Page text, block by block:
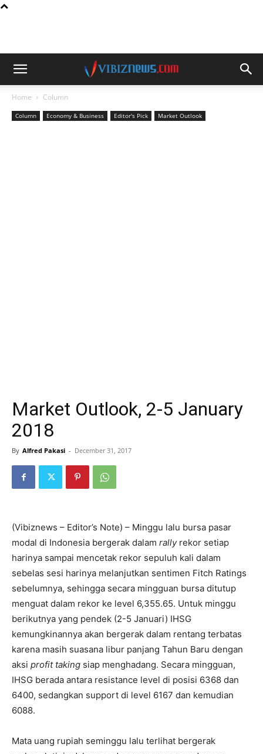
Home Column
Column Economy & Business Editor's Pick Market Outlook
Market Outlook, 2-5 January
2018
By Alfred Pakasi - December 31, 2017
(Vibiznews – Editor’s Note) – Minggu lalu bursa pasar
modal di Indonesia bergerak dalam rallyrekor setiap
harinya sampai mencetak rekor sepuluh kali dalam
sebelas sesi harinya melanjutkan sentimen Fitch Ratings
sebelumnya, sehingga secara mingguan bursa ditutup
menguat dalam rekor ke level 6,355.65. Untuk minggu
berikutnya yang pendek (2-5 Januari) IHSG
kemungkinannya akan bergerak dalam rentang terbatas
karena masih suasana libur panjang Tahun Baru dengan
aksi profit taking siap menghadang. Secara mingguan,
IHSG berada antara resistance level di posisi 6368 dan
6400, sedangkan support di level 6167 dan kemudian
6088.
Mata uang rupiah seminggu lalu terlihat bergerak